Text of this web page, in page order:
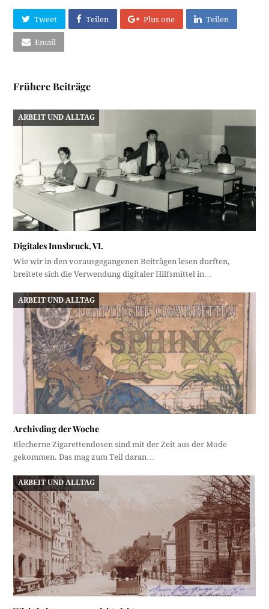
Tweet Teilen Plus one Teilen
Email
Frühere Beiträge
ARBEIT UND ALLTAG
Digitales Innsbruck, VI.
Wie wir in den vorausgegangenen Beiträgen lesen durften,
breitete sich die Verwendung digitaler Hilfsmittel in…
ARBEIT UND ALLTAG
Archivding der Woche
Blecherne Zigarettendosen sind mit der Zeit aus der Mode
gekommen. Das mag zum Teil daran…
ARBEIT UND ALLTAG